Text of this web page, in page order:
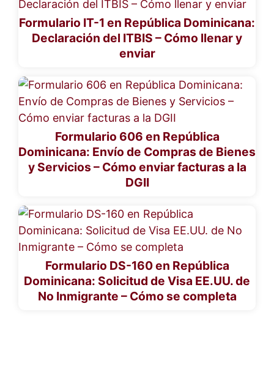
Formulario IT-1 en República Dominicana:
Declaración del ITBIS – Cómo llenar y
enviar
Formulario 606 en República
Dominicana: Envío de Compras de Bienes
y Servicios – Cómo enviar facturas a la
DGII
Formulario DS-160 en República
Dominicana: Solicitud de Visa EE.UU. de
No Inmigrante – Cómo se completa